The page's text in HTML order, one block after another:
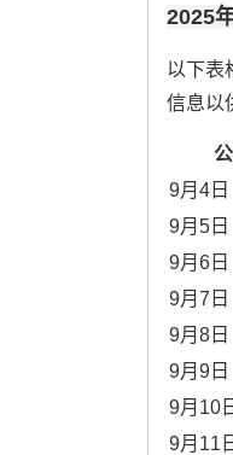
2025
以下表
信息以
9月4日
9月5日
9月6日
9月7日
9月8日
9月9日
9月10
9月11